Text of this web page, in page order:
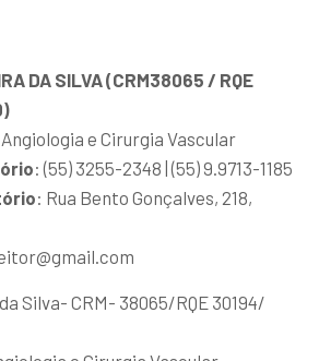
DA SILVA (CRM38065 / RQE
e Cirurgia Vascular
: (55) 3255-2348 | (55) 9.9713-1185
: Rua Bento Gonçalves, 218,
Silva- CRM- 38065/RQE 30194/